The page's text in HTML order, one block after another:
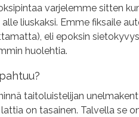
varjelemme sitten
liuskaksi. Emme fiksaile
eli epoksin
huolehtia.
taitoluistelijan
on tasainen. Talvella se